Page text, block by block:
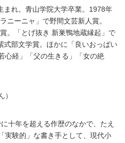
まれ。青山学院大学卒業。1978年
ニーニャ」で野間文芸新人賞。
。「とげ抜き 新巣鴨地蔵縁起」で
式部文学賞。ほかに「良いおっぱい
心経」「父の生きる」「女の絶
）
十年を超える作歴のなかで、たえ
実験的」な書き手として、現代小